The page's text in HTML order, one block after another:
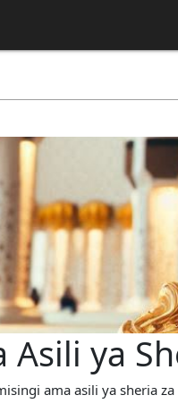
ama asili ya sheria